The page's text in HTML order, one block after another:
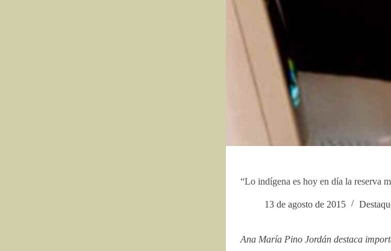
“Lo indígena es hoy en día la reserva
13 de agosto de 2015
Ana María Pino Jordán destaca